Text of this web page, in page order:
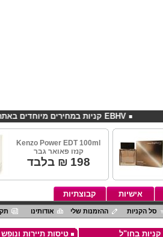
EBHV קניות במחירים מיוחדים באתר
Kenzo Power EDT 100ml
קנזו פאואר גבר
198 ₪ בלבד
אישיות קבוצתיות
סל הקניות ההזמנות שלי אודותינו
קניות בחו"ל טיסות תיירות ונופש